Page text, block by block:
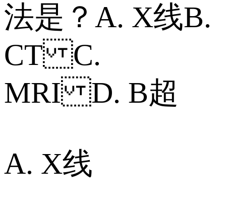
法是？ A. X线 B.
CT C.
MRI D. B超
A. X线